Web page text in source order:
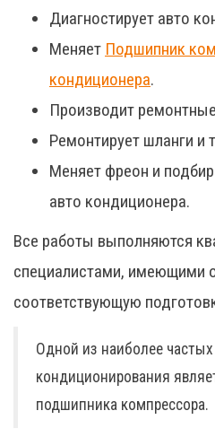
Диагностирует авто
Меняет Подшипник
кондиционера.
Производит
Ремонтирует шланги и
Меняет фреон и
авто кондиционера.
Все работы выполняются
специалистами, имеющими
соответствующую
Одной из наиболее
кондиционирования
подшипника компрессора.